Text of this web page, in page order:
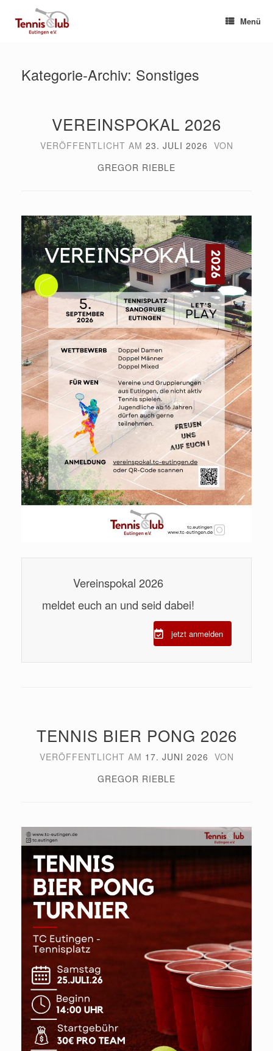
Inhalt
springen
Menü
Kategorie-Archiv: Sonstiges
VEREINSPOKAL 2026
VERÖFFENTLICHT AM 23. JULI 2026 VON
GREGOR RIEBLE
Vereinspokal 2026
meldet euch an und seid dabei!
jetzt anmelden
TENNIS BIER PONG 2026
VERÖFFENTLICHT AM 17. JUNI 2026 VON
GREGOR RIEBLE